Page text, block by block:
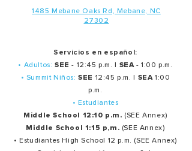
1485 Mebane Oaks Rd, Mebane, NC
27302
Servicios en español:
• Adultos:SEE - 12:45 p.m. | SEA- 1:00 p.m.
• Summit Niños:SEE 12:45 p.m. | SEA1:00
p.m.
• Estudiantes
Middle School 12:10 p.m. (SEE Annex)
Middle School 1:15 p,m. (SEE Annex)
• Estudiantes High School 12 p.m. (SEE Annex)